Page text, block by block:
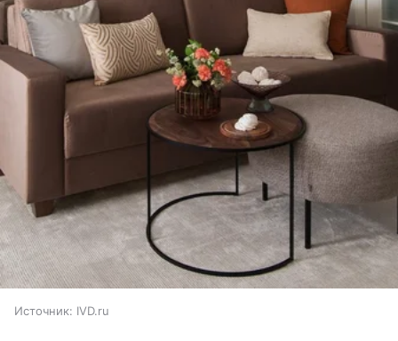
Источник: IVD.ru